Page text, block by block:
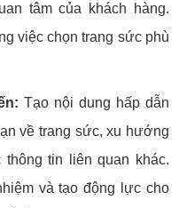
tâm của khách hàng.
việc chọn trang sức phù
Tạo nội dung hấp dẫn
về trang sức, xu hướng
tin liên quan khác.
và tạo động lực cho